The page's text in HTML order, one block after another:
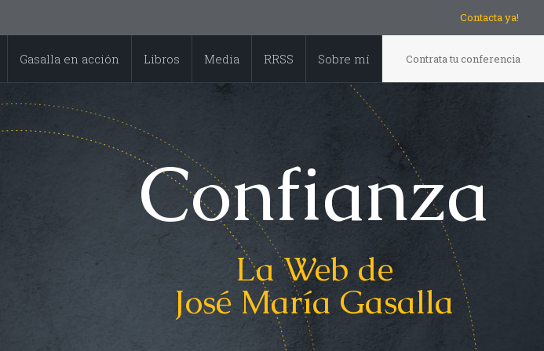
Contacta ya!
Gasalla en acción Libros Media RRSS Sobre mí Contrata tu conferencia
La Web de
José María Gasalla
Confianza